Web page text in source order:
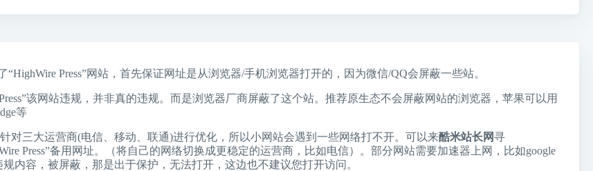
“HighWire Press”网站，首先保证网址是从浏览器/手机浏览器打开的，因为微信/QQ会屏蔽一些站。
该网站违规，并非真的违规。而是浏览器厂商屏蔽了这个站。推荐原生态不会屏蔽网站的浏览器，苹果可以用
等
对三大运营商(电信、移动、联通)进行优化，所以小网站会遇到一些网络打不开。可以来酷米站长网寻
Press”备用网址。（将自己的网络切换成更稳定的运营商，比如电信）。部分网站需要加速器上网，比如google
内容，被屏蔽，那是出于保护，无法打开，这边也不建议您打开访问。